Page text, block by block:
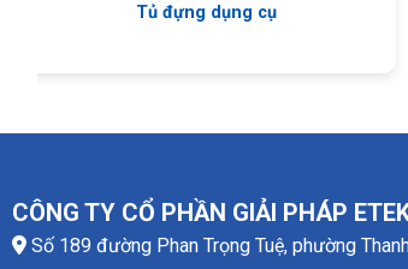
Tủ đựng dụng cụ
CÔNG TY CỔ PHẦN GIẢI PHÁP
Số 189 đường Phan Trọng Tuệ, phường